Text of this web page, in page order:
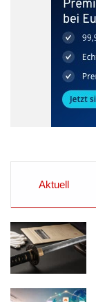
Aktuell